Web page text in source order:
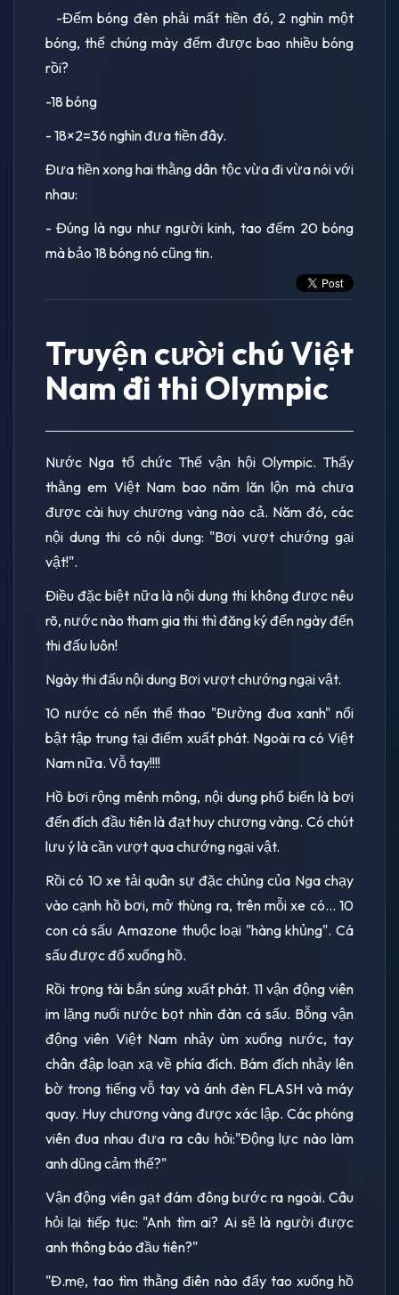
-Đếm bóng đèn phải mất tiền đó, 2 nghìn một
bóng, thế chúng mày đếm được bao nhiều bóng
rồi?
-18 bóng
- 18×2=36 nghìn đưa tiền đây.
Đưa tiền xong hai thằng dân tộc vừa đi vừa nói với
nhau:
- Đúng là ngu như người kinh, tao đếm 20 bóng
mà bảo 18 bóng nó cũng tin.
Truyện cười chú Việt
Nam đi thi Olympic
Nước Nga tổ chức Thế vận hội Olympic. Thấy
thằng em Việt Nam bao năm lăn lộn mà chưa
được cài huy chương vàng nào cả. Năm đó, các
nội dung thi có nội dung: "Bơi vượt chướng gại
vật!".
Điều đặc biệt nữa là nội dung thi không được nêu
rõ, nước nào tham gia thi thì đăng ký đến ngày đến
thi đấu luôn!
Ngày thi đấu nội dung Bơi vượt chướng ngại vật.
10 nước có nến thể thao "Đường đua xanh" nổi
bật tập trung tại điểm xuất phát. Ngoài ra có Việt
Nam nữa. Vỗ tay!!!!
Hồ bơi rộng mênh mông, nội dung phổ biến là bơi
đến đích đầu tiên là đạt huy chương vàng. Có chút
lưu ý là cần vượt qua chướng ngại vật.
Rồi có 10 xe tải quân sự đặc chủng của Nga chạy
vào cạnh hồ bơi, mở thùng ra, trên mỗi xe có... 10
con cá sấu Amazone thuộc loại "hàng khủng". Cá
sấu được đổ xuống hồ.
Rồi trọng tài bắn súng xuất phát. 11 vận động viên
im lặng nuối nước bọt nhìn đàn cá sấu. Bỗng vận
động viên Việt Nam nhảy ùm xuống nước, tay
chân đập loạn xạ về phía đích. Bám đích nhảy lên
bờ trong tiếng vỗ tay và ánh đèn FLASH và máy
quay. Huy chương vàng được xác lập. Các phóng
viên đua nhau đưa ra câu hỏi:"Động lực nào làm
anh dũng cảm thế?"
Vận động viên gạt đám đông bước ra ngoài. Câu
hỏi lại tiếp tục: "Anh tìm ai? Ai sẽ là người được
anh thông báo đầu tiên?"
"Đ.mẹ, tao tìm thằng điên nào đẩy tao xuống hồ